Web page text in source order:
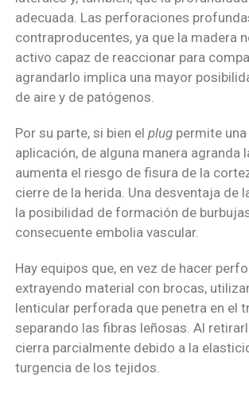
adecuada. Las perforaciones
contraproducentes, ya que la madera
activo capaz de reaccionar para
agrandarlo implica una mayor
de aire y de patógenos.
Por su parte, si bien el plugpermite una
aplicación, de alguna manera agranda
aumenta el riesgo de fisura de la
cierre de la herida. Una desventaja de
la posibilidad de formación de
consecuente embolia vascular.
Hay equipos que, en vez de hacer
extrayendo material con brocas,
lenticular perforada que penetra en el
separando las fibras leñosas. Al
cierra parcialmente debido a la
turgencia de los tejidos.